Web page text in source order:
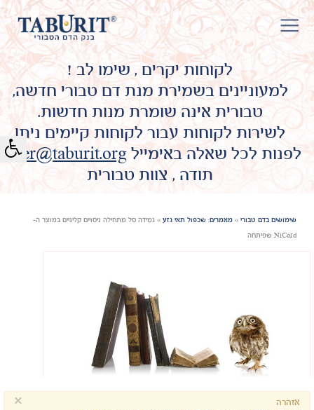
לקוחות יקרים , שימו לב !
למעוניינים בשמירת מנת דם טבורי חדשה,
טבורית אינה שומרת מנות חדשות.
לשירות לקוחות עבור לקוחות קיימים ניתן
לפנות לכל שאלה באימייל
תודה , צוות טבורית
שימושים בדם טבורי » מאמרים: שכפול תאי גזע » גמידה סל מתחילה ניסויים קליניים במוצר ה-
NiCord שפיתחה
× אזהרה